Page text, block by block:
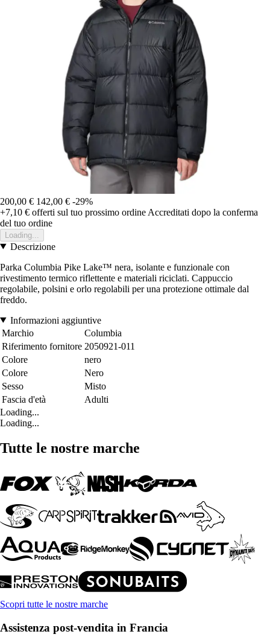
200,00 € 142,00 € -29%
+7,10 € offerti sul tuo prossimo ordine Accreditati dopo la conferma
del tuo ordine
Loading...
Descrizione
Parka Columbia Pike Lake™ nera, isolante e funzionale con
rivestimento termico riflettente e materiali riciclati. Cappuccio
regolabile, polsini e orlo regolabili per una protezione ottimale dal
freddo.
Informazioni aggiuntive
Marchio
Columbia
Riferimento fornitore 2050921-011
Colore
nero
Colore
Nero
Sesso
Misto
Fascia d'età
Adulti
Loading...
Loading...
Tutte le nostre marche
Scopri tutte le nostre marche
Assistenza post-vendita in Francia